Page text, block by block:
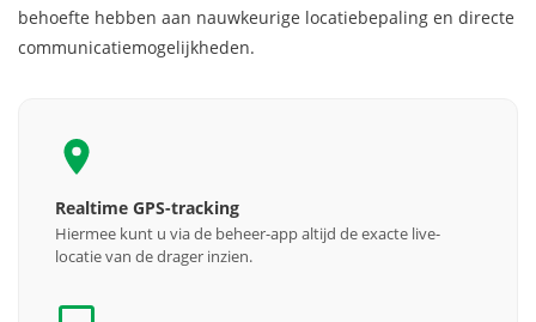
behoefte hebben aan nauwkeurige locatiebepaling en directe
communicatiemogelijkheden.
Realtime GPS-tracking
Hiermee kunt u via de beheer-app altijd de exacte live-
locatie van de drager inzien.